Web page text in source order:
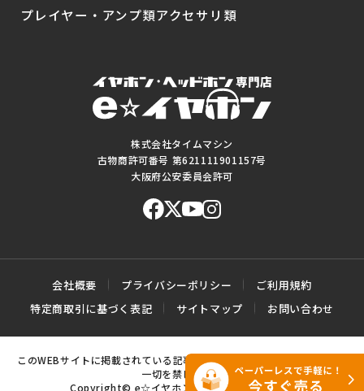
株式会社タイムマシン
古物商許可番号 第621111901157号
大阪府公安委員会許可
プレイヤー・アンプ類アクセサリ類
会社概要 プライバシーポリシー
ご利用規約
特定商取引に基づく表記
サイトマップ お問い合わせ
このWEBサイトに掲載されている記事・写真・図表などの転載・複製の
一切を禁じます。
Copyright© e☆イヤホン All rights reserved.